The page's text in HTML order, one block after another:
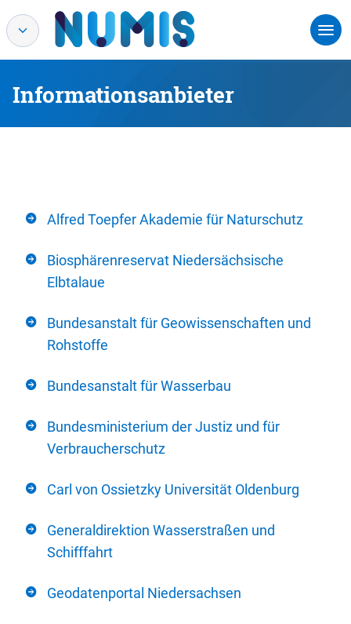
Informationsanbieter
Alfred Toepfer Akademie für Naturschutz
Biosphärenreservat Niedersächsische
Elbtalaue
Bundesanstalt für Geowissenschaften und
Rohstoffe
Bundesanstalt für Wasserbau
Bundesministerium der Justiz und für
Verbraucherschutz
Carl von Ossietzky Universität Oldenburg
Generaldirektion Wasserstraßen und
Schifffahrt
Geodatenportal Niedersachsen